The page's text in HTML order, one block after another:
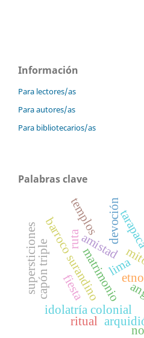
Información
Para lectores/as
Para autores/as
Para bibliotecarios/as
Palabras clave
amistad
ruta
templos
barroco surandino
idolatría colonial
capón triple lima
supersticiones matrimonio
devoción
fiesta
ritual